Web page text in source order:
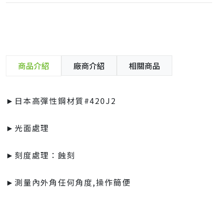
商品介紹 廠商介紹 相關商品
►日本高彈性鋼材質#420J2
►光面處理
►刻度處理：蝕刻
►測量內外角任何角度,操作簡便